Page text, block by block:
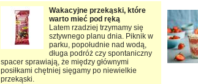
Wakacyjne przekąski, które
warto mieć pod ręką
Latem rzadziej trzymamy się
sztywnego planu dnia. Piknik w
parku, popołudnie nad wodą,
długa podróż czy spontaniczny
spacer sprawiają, że między głównymi
posiłkami chętniej sięgamy po niewielkie
przekąski.